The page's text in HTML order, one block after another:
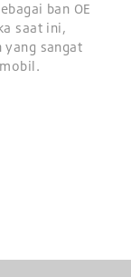
ban OE
saat ini,
yang sangat